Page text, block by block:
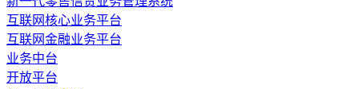
互联网核心业务平台
互联网金融业务平台
业务中台
开放平台